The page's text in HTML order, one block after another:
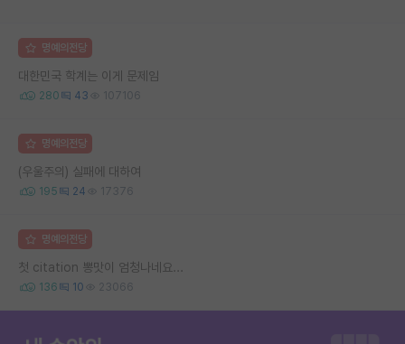
명예의전당
대한민국 학계는 이게 문제임
280 43 107106
명예의전당
(우울주의) 실패에 대하여
195 24 17376
명예의전당
첫 citation 뽕맛이 엄청나네요...
136 10 23066